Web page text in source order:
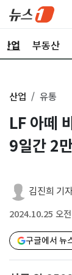
산업 부동산
산업 유통
LF 아떼
9일간 2
김진희 기
2024.10.25 오
구글에서 뉴